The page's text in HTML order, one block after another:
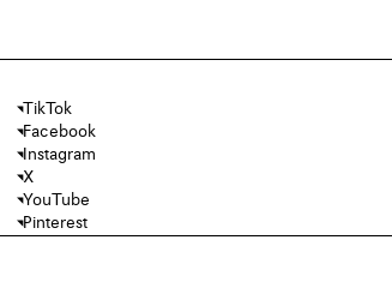
TikTok
Facebook
Instagram
X
YouTube
Pinterest